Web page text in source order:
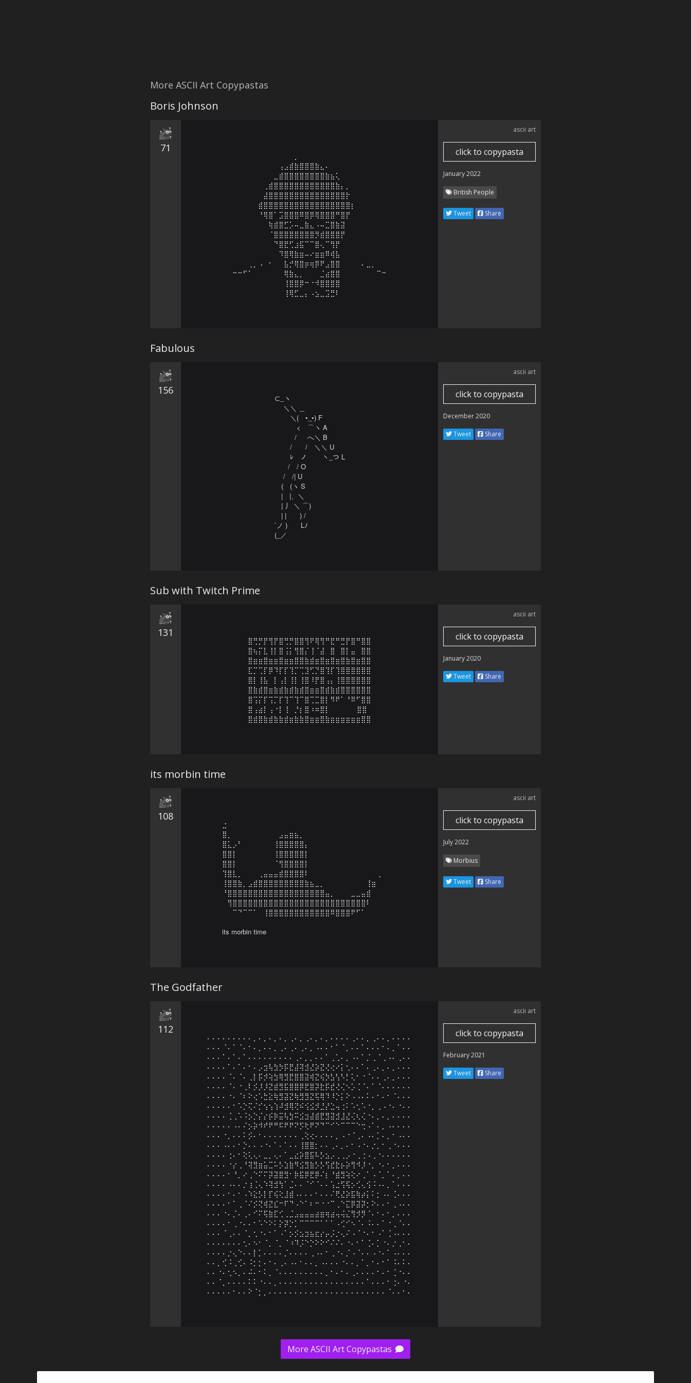
More ASCII Art Copypastas
Boris Johnson
71
⠀⠀⠀⠀⠀⠀⠀⠀⠀⢠⣠⣾⣷⣿⣿⣿⣷⣄⠄⠀⠀⠀⠀⠀⠀⠀⠀
⠀⠀⠀⠀⠀⠀⠀⠀⣀⣾⣿⣿⣿⣿⣿⣿⣿⣿⣷⣦⢅⠀⠀⠀⠀⠀⠀⠀⠀⠀
⠀⠀⠀⠀⠀⠀⢀⣾⣿⣿⣿⣿⣿⣿⣿⣿⣿⣿⣿⣿⣷⡄⡀⠀⠀⠀⠀⠀⠀⠀
⠀⠀⠀⠀⠀⠀⣼⣿⣿⣿⣿⣿⣿⣿⣿⣿⣿⣿⣿⣿⣿⣿⡗⠀⠀⠀⠀⠀⠀⠀
⠀⠀⠀⠀⠀⣾⣿⣿⣿⣿⣿⣿⣿⣿⣿⣿⣿⣿⣿⣿⣿⣿⣿⡆⠀⠀⠀⠀⠀⠀
⠀⠀⠀⠀⠀⠘⢿⣿⠁⣩⣿⣿⣿⠿⣿⡿⢿⣿⣿⣿⠛⣿⡟⠀⠀⠀⠀⠀⠀⠀
⠀⠀⠀⠀⠀⠀⠀⢷⣾⣿⣋⡡⠤⣀⣷⣄⠠⠤⣉⣿⣷⣽⠀⠀⠀⠀⠀⠀⠀⠀
⠀⠀⠀⠀⠀⠀⠀⠈⣿⣿⣿⣿⣿⣿⣿⣿⡻⣾⣿⣿⣿⡟⠀⠀⠀⠀⠀⠀⠀⠀
⠀⠀⠀⠀⠀⠀⠀⠀⠙⣿⣟⢋⣰⣯⠉⠉⣿⢄⠉⢻⡟⠀⠀⠀⠀⠀⠀⠀⠀⠀
⠀⠀⠀⠀⠀⠀⠀⠀⠀⠹⣿⢿⣷⣶⠤⠔⣶⣶⠿⢾⣧⠀⠀⠀⠀⠀⠀⠀⠀⠀
⠀⠀⠀⢀⡀⠠⠀⠂⠀⠀⣧⡚⢿⣿⡶⢶⡿⠟⣠⣿⣿⠀⠀⠀⠀⠄⣀⡀⠀⠀
⠒⠒⠋⠁⠀⠀⠀⠀⠀⠀⢿⣷⣄⡀⠀⠀⠀⣈⣴⣿⣿⠀⠀⠀⠀⠀⠀⠀⠉⠒
⠀⠀⠀⠀⠀⠀⠀⠀⠀⠀⢸⣿⣿⡿⠒⠐⠺⣿⣿⣿⣿⠀⠀⠀⠀⠀⠀⠀⠀⠀
⠀⠀⠀⠀⠀⠀⠀⠀⠀⠀⢸⢿⣋⣀⡄⠠⣢⣀⣩⣛⠇⠀⠀⠀⠀⠀⠀⠀⠀⠀
ascii art
click to copypasta
January 2022
British People
Tweet Share
Fabulous
156
⊂_ヽ
＼＼ ＿
＼(　•_•) F
<　⌒ヽ A
/ 　 へ＼ B
/　　/　＼＼ U
ﾚ　ノ　　 ヽ_つ L
/　/ O
/　/| U
(　(ヽ S
|　|、＼
| 丿 ＼ ⌒)
| |　　) /
`ノ )　　Lﾉ
(_／
ascii art
click to copypasta
December 2020
Tweet Share
Sub with Twitch Prime
131
⣿⢛⡛⡟⢻⡟⣿⢛⡛⣿⣿⢻⠟⢿⢻⠛⣟⠛⣛⡟⣿⠛⣿⣿
⣿⢦⡍⣇⢸⡇⣿⢨⡅⢻⣿⡌⢸⠈⣼⠀⣿⠀⣿⡇⣤⠀⣿⣿
⣿⣶⣶⣿⣶⣶⣿⣶⣶⣿⣿⣷⣾⣶⣿⣶⣿⣶⣿⣷⣿⣶⣿⣿
⣏⡉⢉⡏⡿⠹⡏⡏⢹⡉⢉⣹⢋⡙⣿⢹⡏⢹⣿⣿⣿⣿⣿⣿
⣿⡇⢸⣧⠀⡇⢠⡇⢸⡇⢸⣿⠸⡟⣿⢠⡄⢸⣿⣿⣿⣿⣿⣿
⣿⣷⣾⣿⣶⣷⣾⣷⣾⣷⣾⣿⣶⣶⣿⣾⣷⣾⣿⣿⣿⣿⣿⣿
⣿⢩⡍⡏⢩⡉⡏⢹⠉⢹⠉⣿⢉⣉⣿⡇⠻⠟⠁⠘⠿⠋⣿⣿
⣿⢠⣴⡇⢠⠐⡇⢸⠀⡘⡆⣿⠰⠶⣿⡇⠀ ⠀⠀⠀  ⣿⣿
⣿⣾⣿⣷⣾⣷⣷⣾⣶⣷⣷⣿⣶⣶⣿⣷⣶⣶⣶⣶⣶⣶⣿⣿
ascii art
click to copypasta
January 2020
Tweet Share
its morbin time
108
⣐⠀⠀⠀⠀⠀⠀⠀⠀⠀⠀⠀⠀⠀⠀⠀⠀⠀⠀⠀⠀⠀⠀⠀⠀⠀⠀⠀⠀⠀⠀⠀⠀⠀
⣿⡀⠀⠀⠀⠀⠀⠀⠀⠀⠀⣠⣤⣶⣦⡀⠀⠀⠀⠀⠀⠀⠀⠀⠀⠀⠀⠀⠀⠀⠀⠀⠀
⣿⣅⡠⠃⠀⠀⠀⠀⠀⠀⢸⣿⣿⣿⣿⣿⡄⠀⠀⠀⠀⠀⠀⠀⠀⠀⠀⠀⠀⠀⠀⠀
⣿⣿⡇⠀⠀⠀⠀⠀⠀⠀⢸⣿⣿⣿⣿⣿⡇⠀⠀⠀⠀⠀⠀⠀⠀⠀⠀⠀⠀⠀⠀⠀
⣿⣿⡇⠀⠀⠀⠀⠀⠀⠀⠈⢻⣿⣿⣿⣿⡇⠀⠀⠀⠀⠀⠀⠀⠀⠀⠀⠀⠀⠀⠀⠀
⢹⣿⣇⡀⠀⠀⠀⢀⣤⣤⣤⣾⣿⣿⣿⣿⠇⠀⠀⠀⠀⠀⠀⠀⠀⠀⠀⠀⠀⠀⢀
⢸⣿⣿⣷⡀⣠⣾⣿⣿⣿⣿⣿⣿⣿⣿⣿⣷⣦⣀⡀⠀⠀⠀⠀⠀⠀⠀⠀⢸⣶
⠘⣿⣿⣿⣿⣿⣿⣿⣿⣿⣿⣿⣿⣿⣿⣿⣿⣿⣿⣿⣤⡀⠀⠀⠀⣀⣀⣤⣾
⠀⢻⣿⣿⣿⣿⣿⣿⣿⣿⣿⣿⣿⣿⣿⣿⣿⣿⣿⣿⣿⣿⣿⣿⣿⣿⣿⣿⠇
⠀⠀⠉⠙⠉⠉⠁⠀⢸⣿⣿⣿⣿⣿⣿⣿⣿⣿⣿⣿⣿⠿⣿⣿⣿⠟⠋⠁⠀⠀
its morbin time
ascii art
click to copypasta
July 2022
Morbius
Tweet Share
The Godfather
112
⠄⠄⠄⠄⠄⠄⠄⠄⠄⡀⠄⡀⠄⡀⠄⡀⢀⠄⡀⢀⠄⡀⠄⡀⠄⠄⠄⠄⢀⠄⠄⡀⢀⠄⠄⡀⠄⠄⠄⠄
⠄⠄⠄⠈⠄⠁⠈⠄⠂⠄⡀⠄⠄⡀⢀⠄⢀⠄⢀⠄⡀⠠⠄⠄⠂⠁⠈⡀⠄⠄⠁⠄⠄⠄⠂⠄⡀⠁⠄⠄
⠄⠄⠄⠁⠄⠁⠄⠁⠄⠄⠄⠄⠄⠄⠄⠄⠄⢀⠄⡀⡀⠄⠄⠁⢀⢁⠄⡀⠠⠄⠁⡈⢀⠈⢀⠠⠄⢀⠄⠄
⠄⠄⠄⠄⠁⠄⠁⠄⠂⠄⡠⣲⢧⣳⡳⡯⣟⣼⢽⣺⣜⡵⣝⢜⢔⠔⡅⢂⠄⠄⠁⠄⢀⠄⡀⠄⡀⠄⠄⠄
⠄⠄⠄⠄⠈⠄⠈⠄⢀⡇⡯⡺⢵⣳⢿⣻⣟⣿⣿⣽⢾⣝⢮⡳⣣⢣⠣⡃⢅⠂⠐⠈⠄⠄⢀⠄⡀⠄⠄⠄
⠄⠄⠄⠄⠈⠄⠐⢀⠇⡪⡸⡸⣝⣾⣻⣯⣿⣿⡿⣟⣿⡽⣗⡯⣞⢜⢌⠢⡡⢈⠈⠄⠁⠈⠄⠄⠄⠄⠄⠄
⠄⠄⠄⠄⠐⠄⠈⠆⠕⢔⠡⣓⣕⢷⣻⣽⣝⢷⣻⣻⣝⢯⢿⠹⠸⡑⡅⠕⠠⠠⠄⠅⠄⠂⠄⠂⠈⠄⠄⠄
⠄⠄⠄⠄⠄⠂⠡⡑⢍⠌⡊⢢⢢⢱⠼⣺⢿⢝⠮⢪⣪⡺⣘⡜⣑⢤⢐⠅⠡⢂⠡⠐⡀⢀⠠⠐⠄⠐⠄⠄
⠄⠄⠄⠄⢈⢀⠡⠨⡢⡑⡌⡔⡮⡷⣭⢧⣳⠭⣪⣲⣼⣾⣟⣻⣽⣺⣸⣜⢌⢆⢌⠐⠄⡀⠄⡀⠄⠄⠄⠄
⠄⠄⠄⠄⠄⠠⠄⠌⡢⡵⠺⠞⠟⠛⠯⠟⠟⠝⡫⢗⠟⠝⠙⠉⠊⠑⠉⠉⠉⠑⢒⠠⠁⠄⡀⠠⠄⠄⠄⠄
⠄⠄⠄⠐⡀⠄⠄⠅⡪⠄⠂⠄⠄⠄⠄⠄⠄⠄⢀⢕⢔⠄⠄⠄⠄⡀⠠⠐⠈⢀⠄⠠⠄⡁⠄⡀⠂⠠⠄⠄
⠄⠄⠄⠠⠄⠄⠂⡑⠄⠄⠠⠐⠄⠁⠄⠁⠄⠄⢸⣿⣿⡂⠄⠄⢀⠄⡀⠄⠂⠠⠐⠄⡐⡀⠂⢀⠐⠄⠄⠄
⠄⠄⠄⠄⢐⠄⠂⢕⢅⢄⠄⣀⡀⢄⠄⠁⣀⣔⡵⣿⣯⠧⡣⣢⡠⢀⢀⡠⠐⢀⢐⠠⢀⠐⠄⠄⠄⠄⠄⠄
⠄⠄⠄⠄⠐⡔⢀⠘⢽⣻⣶⣥⣉⠥⡣⣱⣷⠻⣪⣻⣷⡣⡣⢫⣞⣗⡦⡵⢻⠺⡸⠐⡀⠐⠄⠂⡀⠄⠄⠄
⠄⠄⠄⠄⠂⠘⡀⠔⢀⠑⠍⠍⡽⣽⣿⣻⠂⡷⣯⡿⣟⡿⠌⡆⠘⣾⣻⢵⢕⠔⢀⠁⠠⠈⡀⠁⠄⡀⠄⠄
⠄⠄⠄⠄⠠⠄⠄⡐⢰⢈⢄⠱⢽⣺⢳⠁⣈⠄⠄⠈⠊⠈⠄⠄⢡⣐⢫⢯⡢⢊⢄⢪⠨⠠⠄⡀⠁⠄⠄⠄
⠄⠄⠄⠄⠂⠄⠂⠠⠱⣕⡣⡇⡏⢮⢕⣸⣾⠠⠄⠄⠄⠂⠄⠄⠌⢟⣜⡵⣯⢷⡴⡅⠅⡂⠠⠄⢈⠄⠄⠄
⠄⠄⠄⠄⠂⠁⢀⠈⠌⡪⢝⢾⣝⣎⠒⠏⠙⠠⠑⠁⠆⠒⠐⠐⠉⢀⠑⣍⡿⣽⡽⡂⠕⠄⠄⠂⢀⠠⠄⠄
⠄⠄⠄⠐⠄⡈⠄⢀⠄⠊⠍⢯⣷⣏⢊⢀⣈⣠⣤⣤⣤⣴⣶⢶⣴⢤⢬⣌⢻⡺⡻⠈⠄⠂⠄⠂⡀⠄⠄⠄
⠄⠄⠄⠄⠂⢀⠐⠄⠄⠂⠡⠑⠕⠅⡕⡽⡑⡁⠉⠉⠉⠉⠁⠁⠁⠠⢊⠊⠢⠈⠄⠨⠄⠄⠁⠐⢀⠈⠄⠄
⠄⠄⠄⠈⢀⠄⠄⠈⡀⢂⠐⠄⠂⠁⠠⠁⡢⡪⣢⣲⣦⣖⡔⡤⡨⡐⢄⠌⠠⠈⠐⠄⠂⠠⠁⢈⠠⠄⠄⠄
⠄⠄⠄⠄⠄⠄⠄⢂⠄⠢⠂⠈⡀⠈⡀⠈⠰⠹⡨⠑⡑⠕⠕⠊⠌⠌⠄⠐⠄⠂⠁⢈⠄⡁⠐⠄⡐⢀⠂⠄
⠄⠄⠄⠄⡐⢄⠑⠄⠄⡇⡁⠄⠄⠄⠄⡈⠄⠄⠄⠄⢀⠠⠄⠂⢀⠐⠄⡈⠠⠈⠄⠄⠠⠐⠄⠁⠠⠄⠄⠄
⠄⠄⡀⢊⠨⢀⢊⠄⠨⡂⡂⠄⠂⠄⢀⠄⠠⠄⠂⠄⠄⡀⠠⠄⠄⠄⠐⠄⠄⡀⠁⡀⠂⠄⠂⠁⠨⠄⠅⠄
⠄⠄⠐⠄⢂⠢⡀⠄⠬⠄⠂⠅⡀⠈⠄⠄⠄⠄⠄⠄⠄⠄⠄⡀⠂⠄⠂⠄⢀⠄⠄⠄⠄⠂⠄⠂⢈⠐⠄⠄
⠄⠄⠈⡀⠄⠄⠄⠄⠅⠅⠐⠄⠄⡀⠄⠄⠄⠄⠄⠄⠄⠄⠄⠄⠄⠄⠄⠄⠄⠄⠄⠁⠄⠄⠄⠂⢐⠄⠐⠄
⠄⠄⠄⠄⠄⠂⠄⠄⠕⠈⡂⡀⠄⠄⠄⠄⠄⠄⠄⠄⠄⠄⠄⠄⠄⠄⠄⠄⠄⠄⠄⠄⠄⠄⠄⠈⠄⠄⠂⠄
ascii art
click to copypasta
February 2021
Tweet Share
More ASCII Art Copypastas